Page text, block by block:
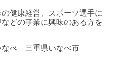
健康経営、スポーツ選手に
どの事業に興味のある方を
なべ 三重県いなべ市